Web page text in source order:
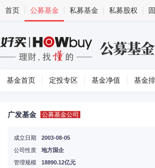
首页 公募基金 私募基金 私募股权
基金首页 定投专区 基金净值 基金
广发基金 公募基金公司
成立日期
2003-08-05
公司性质
地方国企
管理规模
18890.12亿元